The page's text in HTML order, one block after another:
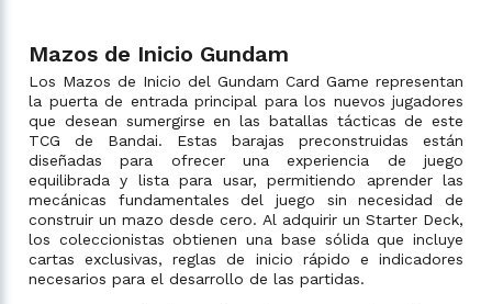
Mazos de Inicio Gundam
Los Mazos de Inicio del Gundam Card Game representan
la puerta de entrada principal para los nuevos jugadores
que desean sumergirse en las batallas tácticas de este
TCG de Bandai. Estas barajas preconstruidas están
diseñadas para ofrecer una experiencia de juego
equilibrada y lista para usar, permitiendo aprender las
mecánicas fundamentales del juego sin necesidad de
construir un mazo desde cero. Al adquirir un Starter Deck,
los coleccionistas obtienen una base sólida que incluye
cartas exclusivas, reglas de inicio rápido e indicadores
necesarios para el desarrollo de las partidas.